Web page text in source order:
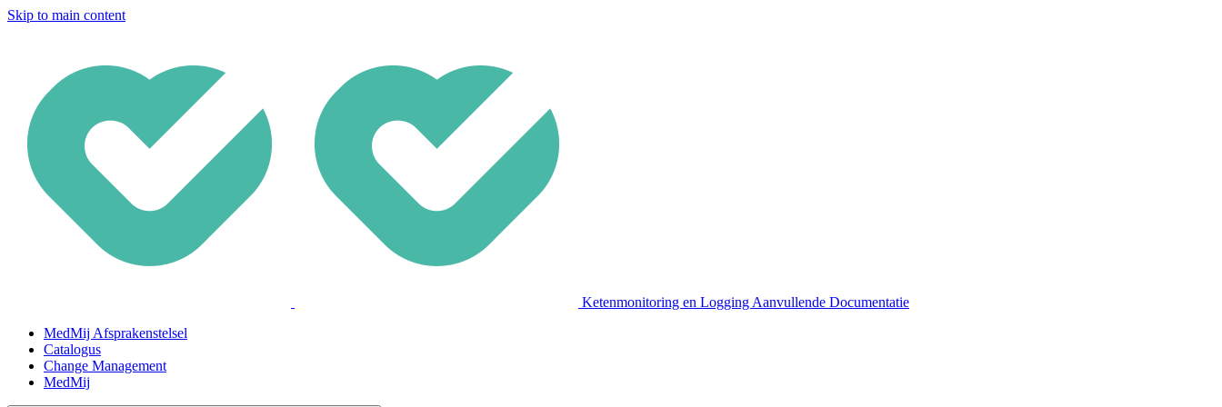
Skip to main content
Ketenmonitoring en Logging Aanvullende Documentatie
MedMij Afsprakenstelsel
Catalogus
Change Management
MedMij